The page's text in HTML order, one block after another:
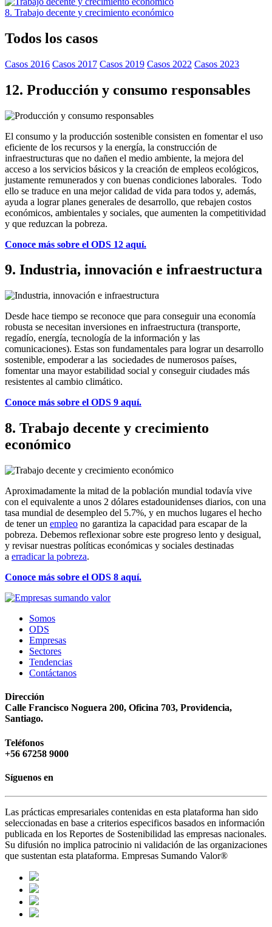
8. Trabajo decente y crecimiento económico
Todos los casos
Casos 2016 Casos 2017 Casos 2019 Casos 2022 Casos 2023
12. Producción y consumo responsables
El consumo y la producción sostenible consisten en fomentar el uso
eficiente de los recursos y la energía, la construcción de
infraestructuras que no dañen el medio ambiente, la mejora del
acceso a los servicios básicos y la creación de empleos ecológicos,
justamente remunerados y con buenas condiciones laborales. Todo
ello se traduce en una mejor calidad de vida para todos y, además,
ayuda a lograr planes generales de desarrollo, que rebajen costos
económicos, ambientales y sociales, que aumenten la competitividad
y que reduzcan la pobreza.
Conoce más sobre el ODS 12 aquí.
9. Industria, innovación e infraestructura
Desde hace tiempo se reconoce que para conseguir una economía
robusta se necesitan inversiones en infraestructura (transporte,
regadío, energía, tecnología de la información y las
comunicaciones). Estas son fundamentales para lograr un desarrollo
sostenible, empoderar a las sociedades de numerosos países,
fomentar una mayor estabilidad social y conseguir ciudades más
resistentes al cambio climático.
Conoce más sobre el ODS 9 aquí.
8. Trabajo decente y crecimiento
económico
Aproximadamente la mitad de la población mundial todavía vive
con el equivalente a unos 2 dólares estadounidenses diarios, con una
tasa mundial de desempleo del 5.7%, y en muchos lugares el hecho
de tener un empleo no garantiza la capacidad para escapar de la
pobreza. Debemos reflexionar sobre este progreso lento y desigual,
y revisar nuestras políticas económicas y sociales destinadas
a erradicar la pobreza.
Conoce más sobre el ODS 8 aquí.
Somos
ODS
Empresas
Sectores
Tendencias
Contáctanos
Dirección
Calle Francisco Noguera 200, Oficina 703, Providencia,
Santiago.
Teléfonos
+56 67258 9000
Síguenos en
Las prácticas empresariales contenidas en esta plataforma han sido
seleccionadas en base a criterios especificos basados en información
publicada en los Reportes de Sostenibilidad las empresas nacionales.
Su difusión no implica patrocinio ni validación de las organizaciones
que sustentan esta plataforma. Empresas Sumando Valor®